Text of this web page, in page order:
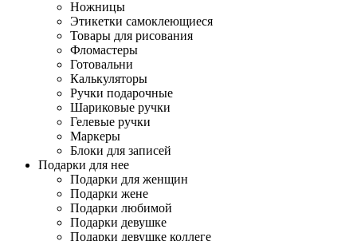
Ножницы
Этикетки самоклеющиеся
Товары для рисования
Фломастеры
Готовальни
Калькуляторы
Ручки подарочные
Шариковые ручки
Гелевые ручки
Маркеры
Блоки для записей
Подарки для нее
Подарки для женщин
Подарки жене
Подарки любимой
Подарки девушке
Подарки девушке коллеге